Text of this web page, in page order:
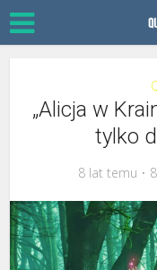
„Alicja w
tylko
8 lat temu